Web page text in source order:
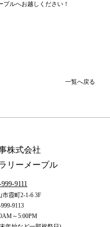
ルへお越しください！
一覧へ戻る
株式会社
リーメープル
9111
霞町2-1-6 3F
9113
AM～5:00PM